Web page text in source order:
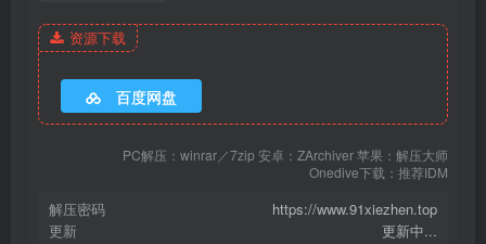
070.安然 – G模[186P-702M]
[11.16]
069.安然 – 内购无水印 红裙OL[90P／913MB]
068.安然 – 内购无水印 珍珠泳衣[88P／1.14GB]
资源下载
百度网盘
PC解压：winrar／7zip 安卓：ZArchiver 苹果：解压大师
Onedive下载：推荐IDM
解压密码
https://www.91xiezhen.top
更新
更新中...